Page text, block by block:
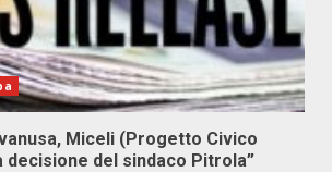
Miceli (Progetto Civico
decisione del sindaco Pitrola”